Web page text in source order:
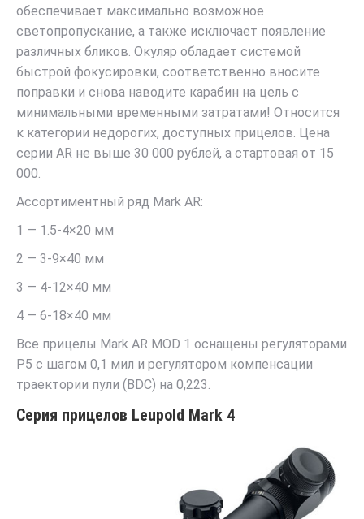
обеспечивает максимально возможное
светопропускание, а также исключает появление
различных бликов. Окуляр обладает системой
быстрой фокусировки, соответственно вносите
поправки и снова наводите карабин на цель с
минимальными временными затратами! Относится
к категории недорогих, доступных прицелов. Цена
серии AR не выше 30 000 рублей, а стартовая от 15
000.
Ассортиментный ряд Mark AR:
1 — 1.5-4×20 мм
2 — 3-9×40 мм
3 — 4-12×40 мм
4 — 6-18×40 мм
Все прицелы Mark AR MOD 1 оснащены регуляторами
P5 с шагом 0,1 мил и регулятором компенсации
траектории пули (BDC) на 0,223.
Серия прицелов Leupold Mark 4